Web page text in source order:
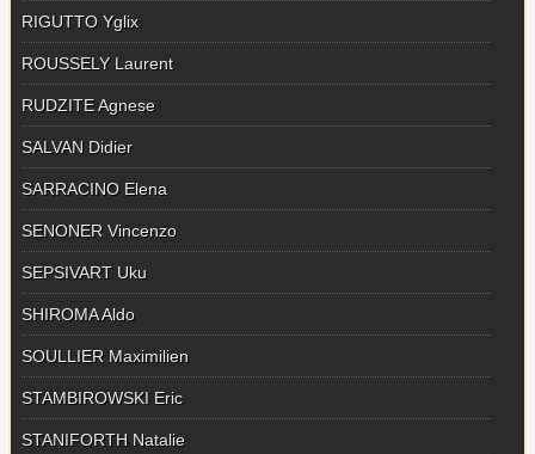
RIGUTTO Yglix
ROUSSELY Laurent
RUDZITE Agnese
SALVAN Didier
SARRACINO Elena
SENONER Vincenzo
SEPSIVART Uku
SHIROMA Aldo
SOULLIER Maximilien
STAMBIROWSKI Eric
STANIFORTH Natalie